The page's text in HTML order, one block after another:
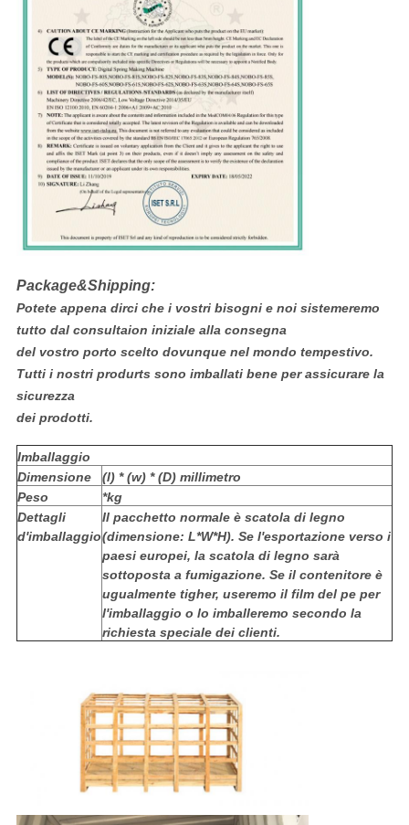
Package&Shipping:
Potete appena dirci che i vostri bisogni e noi sistemeremo
tutto dal consultaion iniziale alla consegna
del vostro porto scelto dovunque nel mondo tempestivo.
Tutti i nostri produrts sono imballati bene per assicurare la
sicurezza
dei prodotti.
Imballaggio
Dimensione
(l) * (w) * (D) millimetro
Peso
*kg
Dettagli
d'imballaggio
Il pacchetto normale è scatola di legno
(dimensione: L*W*H). Se l'esportazione verso i
paesi europei, la scatola di legno sarà
sottoposta a fumigazione. Se il contenitore è
ugualmente tigher, useremo il film del pe per
l'imballaggio o lo imballeremo secondo la
richiesta speciale dei clienti.